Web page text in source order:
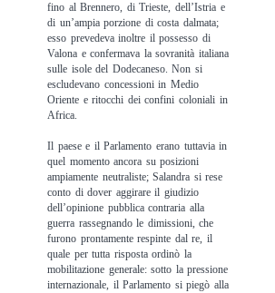
fino al Brennero, di Trieste, dell’Istria e
di un’ampia porzione di costa dalmata;
esso prevedeva inoltre il possesso di
Valona e confermava la sovranità italiana
sulle isole del Dodecaneso. Non si
escludevano concessioni in Medio
Oriente e ritocchi dei confini coloniali in
Africa.
Il paese e il Parlamento erano tuttavia in
quel momento ancora su posizioni
ampiamente neutraliste; Salandra si rese
conto di dover aggirare il giudizio
dell’opinione pubblica contraria alla
guerra rassegnando le dimissioni, che
furono prontamente respinte dal re, il
quale per tutta risposta ordinò la
mobilitazione generale: sotto la pressione
internazionale, il Parlamento si piegò alla